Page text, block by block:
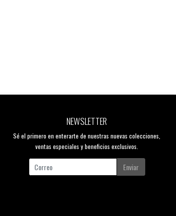
NEWSLETTER
Sé el primero en enterarte de nuestras nuevas colecciones,
ventas especiales y beneficios exclusivos.
Enviar